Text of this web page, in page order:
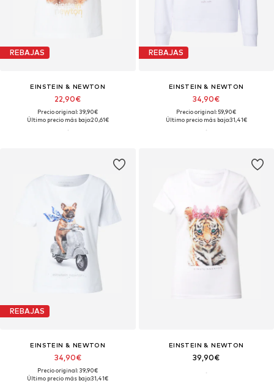
REBAJAS
EINSTEIN & NEWTON
22,90€
Precio original: 39,90€
Último precio más bajo:20,61€
REBAJAS
EINSTEIN & NEWTON
34,90€
Precio original: 59,90€
Último precio más bajo:31,41€
REBAJAS
EINSTEIN & NEWTON
34,90€
Precio original: 39,90€
Último precio más bajo:31,41€
EINSTEIN & NEWTON
39,90€